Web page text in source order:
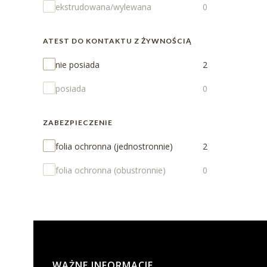
ekstrudowana/wylewana 0
ATEST DO KONTAKTU Z ŻYWNOŚCIĄ
Atest do kontaktu z żywnością
nie posiada 2
posiada 0
ZABEZPIECZENIE
Zabezpieczenie
folia ochronna (jednostronnie) 2
folia ochronna (obustronnie) 0